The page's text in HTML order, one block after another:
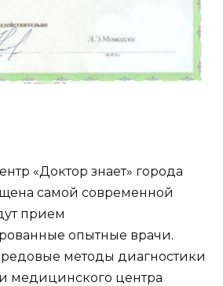
«Доктор знает» города
самой современной
прием
опытные врачи.
методы диагностики
медицинского центра